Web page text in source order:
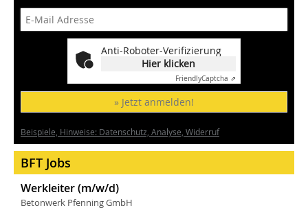
Anti-Roboter-Verifizierung
Hier klicken
FriendlyCaptcha ⇗
» Jetzt anmelden!
Beispiele, Hinweise: Datenschutz, Analyse, Widerruf
BFT Jobs
Werkleiter (m/w/d)
Betonwerk Pfenning GmbH